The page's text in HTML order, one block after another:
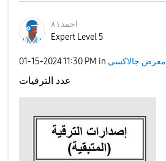
احمد٨١
Expert Level 5
‎01-15-202411:30 PM in معرض جالاكسى
عدد الترقيات